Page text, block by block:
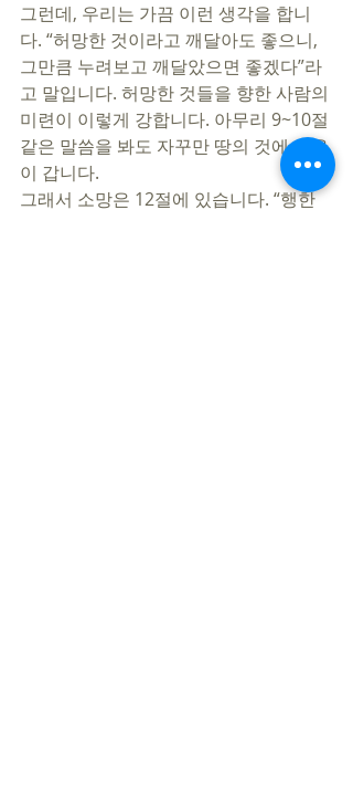
그런데, 우리는 가끔 이런 생각을 합니
다. “허망한 것이라고 깨달아도 좋으니,
그만큼 누려보고 깨달았으면 좋겠다”라
고 말입니다. 허망한 것들을 향한 사람의
미련이 이렇게 강합니다. 아무리 9~10절
같은 말씀을 봐도 자꾸만 땅의 것에 마음
이 갑니다.
그래서 소망은 12절에 있습니다. “행한